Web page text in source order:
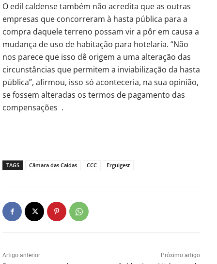
O edil caldense também não acredita que as outras
empresas que concorreram à hasta pública para a
compra daquele terreno possam vir a pôr em causa a
mudança de uso de habitação para hotelaria. “Não
nos parece que isso dê origem a uma alteração das
circunstâncias que permitem a inviabilização da hasta
pública”, afirmou, isso só aconteceria, na sua opinião,
se fossem alteradas os termos de pagamento das
compensações .
TAGS Câmara das Caldas CCC Erguigest
Artigo anterior Próximo artigo